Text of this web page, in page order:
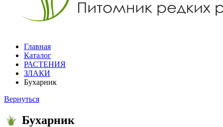
Главная
Каталог
РАСТЕНИЯ
ЗЛАКИ
Бухарник
Вернуться
Бухарник